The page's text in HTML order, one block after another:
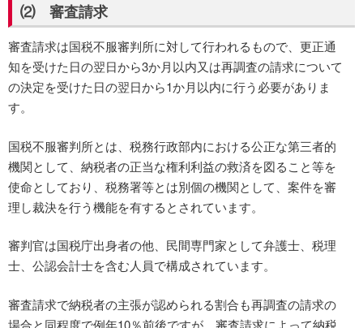
⑵ 審査請求
審査請求は国税不服審判所に対して行われるもので、更正通
知を受けた日の翌日から3か月以内又は再調査の請求について
の決定を受けた日の翌日から1か月以内に行う必要がありま
す。
国税不服審判所とは、税務行政部内における公正な第三者的
機関として、納税者の正当な権利利益の救済を図ること等を
使命としており、税務署等とは別個の機関として、案件を審
理し裁決を行う機能を有するとされています。
審判官は国税庁出身者の他、民間専門家として弁護士、税理
士、公認会計士を含む人員で構成されています。
審査請求で納税者の主張が認められる割合も再調査の請求の
場合と同程度で例年10％前後ですが、審査請求によって納税